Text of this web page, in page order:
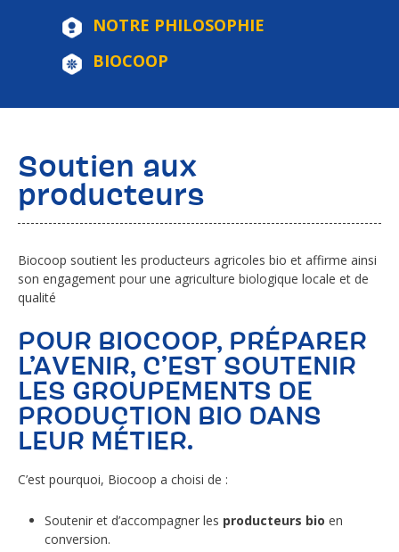
NOTRE PHILOSOPHIE
BIOCOOP
Soutien aux
producteurs
Biocoop soutient les producteurs agricoles bio et affirme ainsi
son engagement pour une agriculture biologique locale et de
qualité
POUR BIOCOOP, PRÉPARER
L’AVENIR, C’EST SOUTENIR
LES GROUPEMENTS DE
PRODUCTION BIO DANS
LEUR MÉTIER.
C’est pourquoi, Biocoop a choisi de :
Soutenir et d’accompagner les producteurs bio en
conversion.